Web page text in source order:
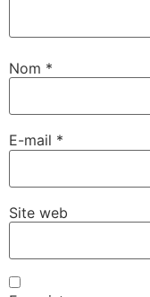
Nom *
E-mail *
Site web